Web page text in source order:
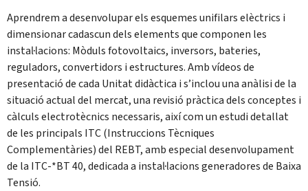
Aprendrem a desenvolupar els esquemes unifilars elèctrics i
dimensionar cadascun dels elements que componen les
instal·lacions: Mòduls fotovoltaics, inversors, bateries,
reguladors, convertidors i estructures. Amb vídeos de
presentació de cada Unitat didàctica i s’inclou una anàlisi de la
situació actual del mercat, una revisió pràctica dels conceptes i
càlculs electrotècnics necessaris, així com un estudi detallat
de les principals ITC (Instruccions Tècniques
Complementàries) del REBT, amb especial desenvolupament
de la ITC-*BT 40, dedicada a instal·lacions generadores de Baixa
Tensió.